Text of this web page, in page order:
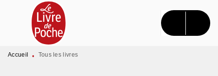
MENU RECHERCHE CONTENU
PIED DE PAGE
Accueil • Tous les livres